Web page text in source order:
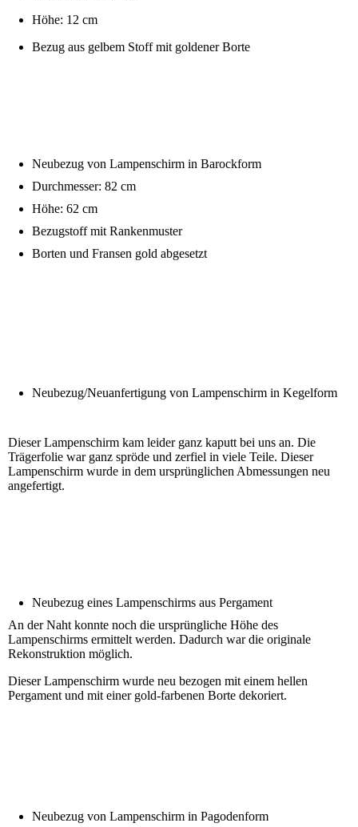
Höhe: 12 cm
Bezug aus gelbem Stoff mit goldener Borte
Neubezug von Lampenschirm in Barockform
Durchmesser: 82 cm
Höhe: 62 cm
Bezugstoff mit Rankenmuster
Borten und Fransen gold abgesetzt
Neubezug/Neuanfertigung von Lampenschirm in Kegelform
Dieser Lampenschirm kam leider ganz kaputt bei uns an. Die
Trägerfolie war ganz spröde und zerfiel in viele Teile. Dieser
Lampenschirm wurde in dem ursprünglichen Abmessungen neu
angefertigt.
Neubezug eines Lampenschirms aus Pergament
An der Naht konnte noch die ursprüngliche Höhe des
Lampenschirms ermittelt werden. Dadurch war die originale
Rekonstruktion möglich.
Dieser Lampenschirm wurde neu bezogen mit einem hellen
Pergament und mit einer gold-farbenen Borte dekoriert.
Neubezug von Lampenschirm in Pagodenform